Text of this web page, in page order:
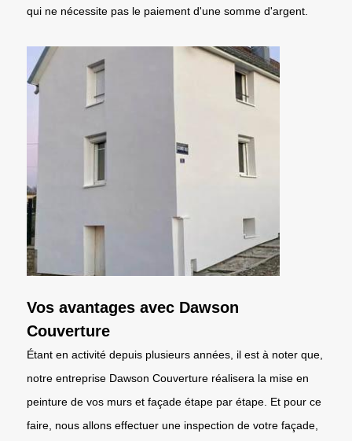
qui ne nécessite pas le paiement d'une somme d'argent.
Vos avantages avec Dawson
Couverture
Étant en activité depuis plusieurs années, il est à noter que,
notre entreprise Dawson Couverture réalisera la mise en
peinture de vos murs et façade étape par étape. Et pour ce
faire, nous allons effectuer une inspection de votre façade,